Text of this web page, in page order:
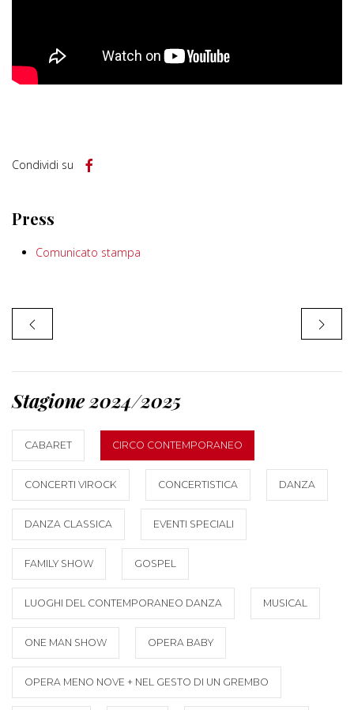
Condividi su
Press
Comunicato stampa
Stagione 2024/2025
CABARET CIRCO CONTEMPORANEO
CONCERTI VIROCK CONCERTISTICA DANZA
DANZA CLASSICA EVENTI SPECIALI
FAMILY SHOW GOSPEL
LUOGHI DEL CONTEMPORANEO DANZA MUSICAL
ONE MAN SHOW OPERA BABY
OPERA MENO NOVE + NEL GESTO DI UN GREMBO